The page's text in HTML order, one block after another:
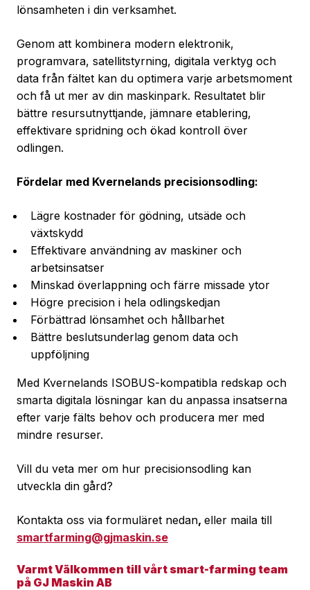
lönsamheten i din verksamhet.
Genom att kombinera modern elektronik,
programvara, satellitstyrning, digitala verktyg och
data från fältet kan du optimera varje arbetsmoment
och få ut mer av din maskinpark. Resultatet blir
bättre resursutnyttjande, jämnare etablering,
effektivare spridning och ökad kontroll över
odlingen.
Fördelar med Kvernelands precisionsodling:
Lägre kostnader för gödning, utsäde och
växtskydd
Effektivare användning av maskiner och
arbetsinsatser
Minskad överlappning och färre missade ytor
Högre precision i hela odlingskedjan
Förbättrad lönsamhet och hållbarhet
Bättre beslutsunderlag genom data och
uppföljning
Med Kvernelands ISOBUS-kompatibla redskap och
smarta digitala lösningar kan du anpassa insatserna
efter varje fälts behov och producera mer med
mindre resurser.
Vill du veta mer om hur precisionsodling kan
utveckla din gård?
Kontakta oss via formuläret nedan, eller maila till
smartfarming@gjmaskin.se
Varmt Välkommen till vårt smart-farming team
på GJ Maskin AB